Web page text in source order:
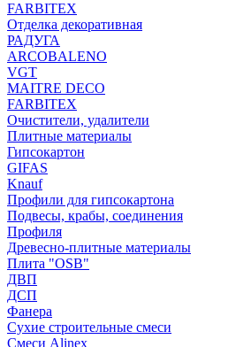
FARBITEX
Отделка декоративная
РАДУГА
ARCOBALENO
VGT
MAITRE DECO
FARBITEX
Очистители, удалители
Плитные материалы
Гипсокартон
GIFAS
Knauf
Профили для гипсокартона
Подвесы, крабы, соединения
Профиля
Древесно-плитные материалы
Плита "OSB"
ДВП
ДСП
Фанера
Сухие строительные смеси
Смеси Alinex